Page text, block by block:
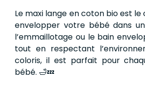
Le maxi lange en coton bio est
envelopper votre bébé dans
l’emmaillotage ou le bain
tout en respectant
coloris, il est parfait pour
bébé. 🛁💤